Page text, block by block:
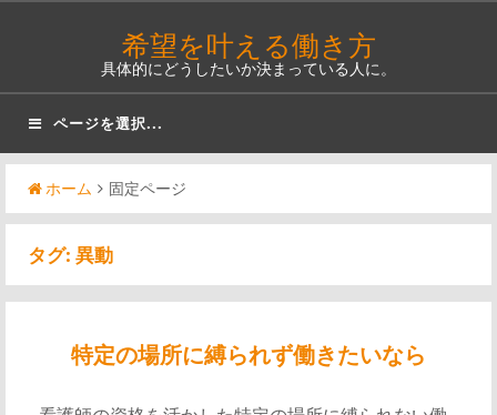
へ
キ
希望を叶える働き方
具体的にどうしたいか決まっている人に。
ページを選択...
ホーム 固定ページ
タグ: 異動
特定の場所に縛られず働きたいなら